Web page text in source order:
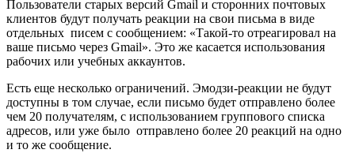
Пользователи старых версий Gmail и сторонних почтовых
клиентов будут получать реакции на свои письма в виде
отдельных писем с сообщением: «Такой-то отреагировал на
ваше письмо через Gmail». Это же касается использования
рабочих или учебных аккаунтов.
Есть еще несколько ограничений. Эмодзи-реакции не будут
доступны в том случае, если письмо будет отправлено более
чем 20 получателям, с использованием группового списка
адресов, или уже было отправлено более 20 реакций на одно
и то же сообщение.